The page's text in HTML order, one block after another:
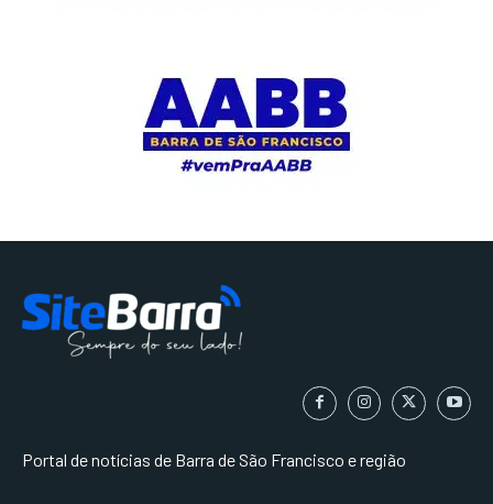
Portal de notícias de Barra de São Francisco e região